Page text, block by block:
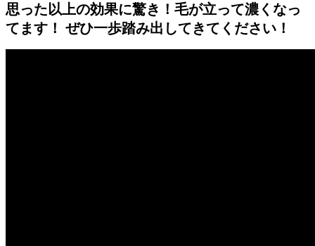
思った以上の効果に驚き！毛が立って濃くなっ
てます！ ぜひ一歩踏み出してきてください！